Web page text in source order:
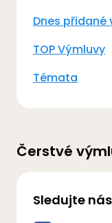
Dnes přidané
TOP Výmluvy
Témata
Čerstvé
Sledujte nás